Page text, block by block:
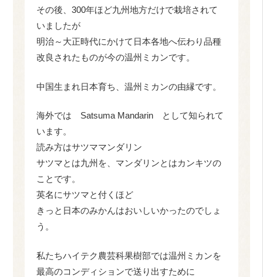
その後、300年ほど九州地方だけで栽培されて
いましたが
明治～大正時代にかけて日本各地へ伝わり品種
改良されたものが今の温州ミカンです。
中国生まれ日本育ち、温州ミカンの由縁です。
海外では Satsuma Mandarin として知られて
います。
読み方はサツママンダリン
サツマとは九州を、マンダリンとはカンキツの
ことです。
英名にサツマと付くほど
きっと日本のみかんはおいしいかったのでしょ
う。
私たちハイテク農芸科果樹部では温州ミカンを
最高のコンディションで送り出すために